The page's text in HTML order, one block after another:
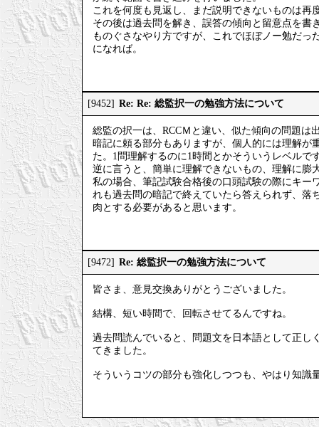
これを何度も見返し、まだ説明できないものは再
その後は過去問を解き、誤答の傾向と留意点を書
ものぐさなやり方ですが、これでほぼノー勉だっ
になれば。
[9452] Re: Re: 総監択一の勉強方法について
総監の択一は、RCCＭと違い、似た傾向の問題
暗記に頼る部分もありますが、個人的には理解が
た。1問理解するのに1時間とかそういうレベルで
逆に言うと、簡単に理解できないもの、理解に膨
私の場合、筆記試験合格後の口頭試験の際にキー
れも過去問の暗記で終えていたら答えられず、落
肉とする必要があると思います。
[9472] Re: 総監択一の勉強方法について
皆さま、意見交換ありがとうございました。
結構、短い時間で、回転させてるんですね。
過去問読んでいると、問題文を日本語として正し
てきました。
そういうコツの部分も強化しつつも、やはり知識